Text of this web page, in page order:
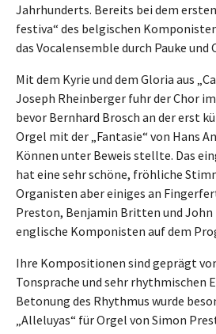
Jahrhunderts. Bereits bei dem
festiva“ des belgischen
das Vocalensemble durch Pauke
Mit dem Kyrie und dem Gloria aus
Joseph Rheinberger fuhr der Chor
bevor Bernhard Brosch an der erst
Orgel mit der „Fantasie“ von Hans
Können unter Beweis stellte. Das
hat eine sehr schöne, fröhliche
Organisten aber einiges an
Preston, Benjamin Britten und
englische Komponisten auf dem
Ihre Kompositionen sind geprägt
Tonsprache und sehr rhythmischen
Betonung des Rhythmus wurde
„Alleluyas“ für Orgel von Simon